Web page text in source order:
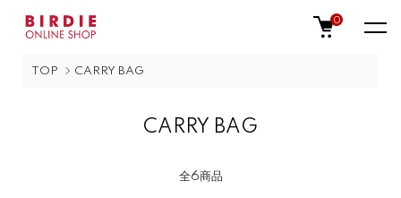
0
TOP CARRY BAG
CARRY BAG
全6商品